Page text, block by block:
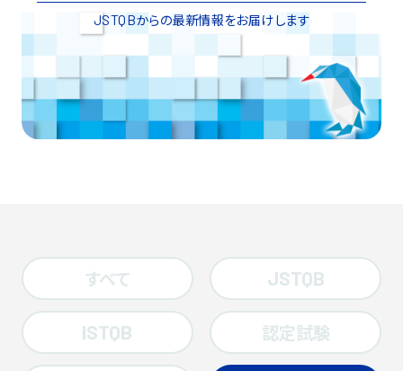
JSTQBからの最新情報をお届けします
すべて JSTQB
ISTQB 認定試験